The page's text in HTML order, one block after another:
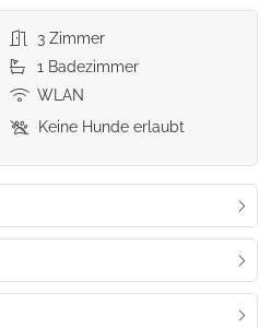
3Zimmer
1 Badezimmer
WLAN
Keine Hunde erlaubt